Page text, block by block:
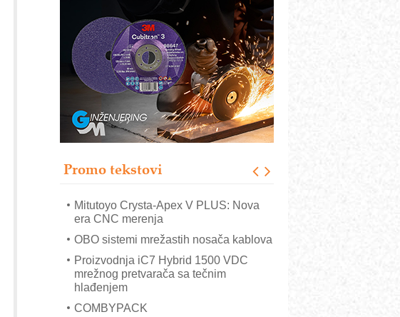
Promo tekstovi
Automatizacija pakovanja · Display
(Shelf-Ready) omotnice
Potpuna efikasnost bez složenih
sistema
Trajna oznaka kao dugoročna korist
Bezbednost na prvom mestu!
IB BLUMENAUER - više od 40 godina
Art Utopia Studio – vizuelne priče
Mitutoyo Crysta-Apex V PLUS: Nova
era CNC merenja
OBO sistemi mrežastih nosača kablova
Proizvodnja iC7 Hybrid 1500 VDC
mrežnog pretvarača sa tečnim
hlađenjem
COMBYPACK